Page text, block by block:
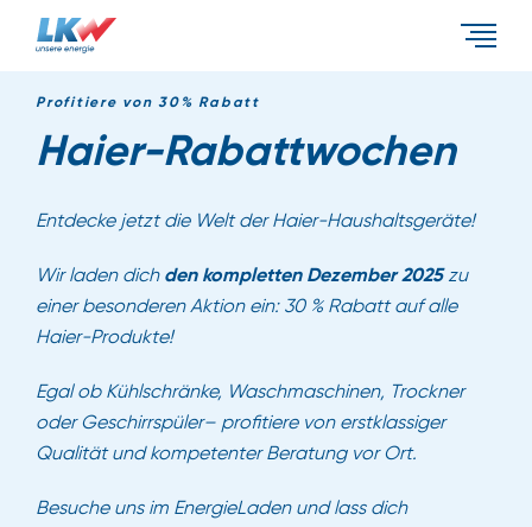
Unternehmen
Profitiere von 30% Rabatt
Haier-Rabattwochen
Entdecke jetzt die Welt der Haier-Haushaltsgeräte!
Wir laden dich den kompletten Dezember 2025zu
einer besonderen Aktion ein: 30 % Rabatt auf alle
Haier-Produkte!
Egal ob Kühlschränke, Waschmaschinen, Trockner
oder Geschirrspüler– profitiere von erstklassiger
Qualität und kompetenter Beratung vor Ort.
Besuche uns im EnergieLaden und lass dich